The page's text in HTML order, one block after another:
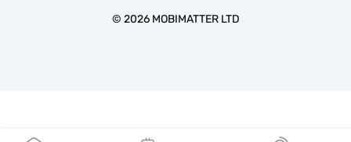
© 2026MOBIMATTER LTD